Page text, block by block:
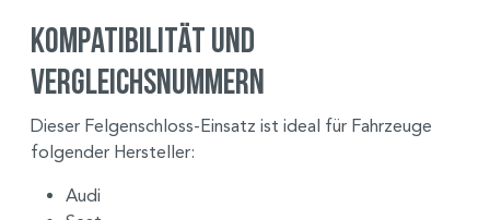
Kompatibilität und
Vergleichsnummern
Dieser Felgenschloss-Einsatz ist ideal für Fahrzeuge
folgender Hersteller:
Audi